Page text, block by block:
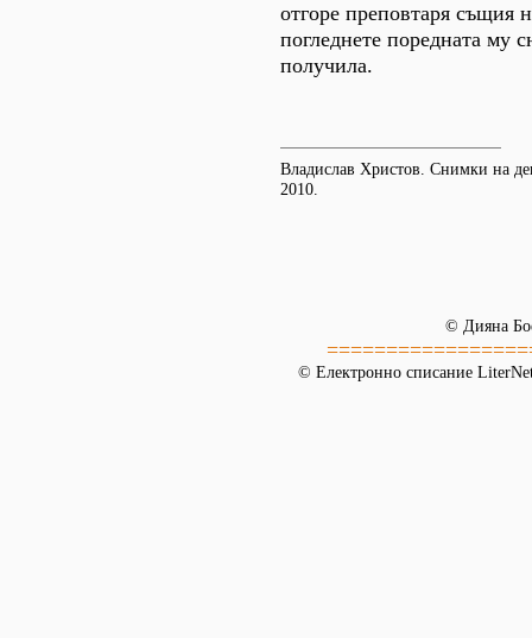
отгоре преповтаря същия
погледнете поредната му
получила.
Владислав Христов. Снимки на
2010.
© Дияна
© Електронно списание